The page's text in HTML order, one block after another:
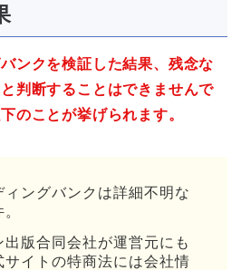
ンクを検証した結果、残念な
判断することはできませんで
のことが挙げられます。
ィングバンクは詳細不明な
出版合同会社が運営元にも
サイトの特商法には会社情